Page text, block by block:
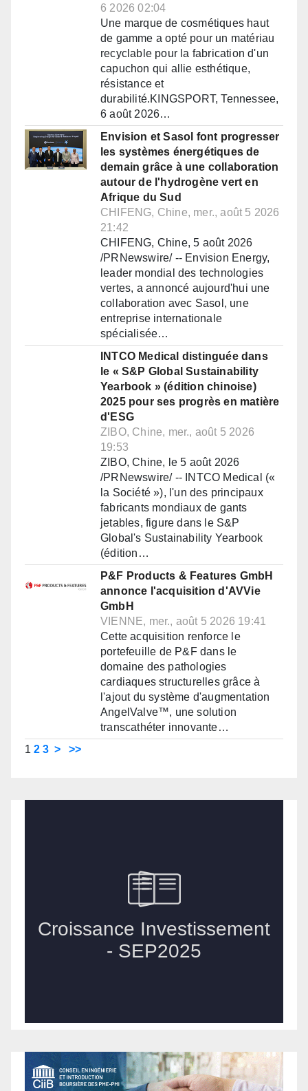
6 2026 02:04
Une marque de cosmétiques haut
de gamme a opté pour un matériau
recyclable pour la fabrication d'un
capuchon qui allie esthétique,
résistance et
durabilité.KINGSPORT, Tennessee,
6 août 2026…
Envision et Sasol font progresser
les systèmes énergétiques de
demain grâce à une collaboration
autour de l'hydrogène vert en
Afrique du Sud
CHIFENG, Chine, mer., août 5 2026
21:42
CHIFENG, Chine, 5 août 2026
/PRNewswire/ -- Envision Energy,
leader mondial des technologies
vertes, a annoncé aujourd'hui une
collaboration avec Sasol, une
entreprise internationale
spécialisée…
INTCO Medical distinguée dans
le « S&P Global Sustainability
Yearbook » (édition chinoise)
2025 pour ses progrès en matière
d'ESG
ZIBO, Chine, mer., août 5 2026
19:53
ZIBO, Chine, le 5 août 2026
/PRNewswire/ -- INTCO Medical («
la Société »), l'un des principaux
fabricants mondiaux de gants
jetables, figure dans le S&P
Global's Sustainability Yearbook
(édition…
P&F Products & Features GmbH
annonce l'acquisition d'AVVie
GmbH
VIENNE, mer., août 5 2026 19:41
Cette acquisition renforce le
portefeuille de P&F dans le
domaine des pathologies
cardiaques structurelles grâce à
l'ajout du système d'augmentation
AngelValve™, une solution
transcathéter innovante…
1 2 3 > >>